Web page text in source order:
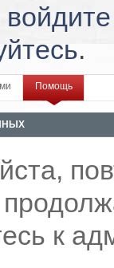
войдите
.
Помощь
к